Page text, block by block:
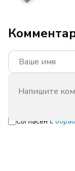
Согласен с